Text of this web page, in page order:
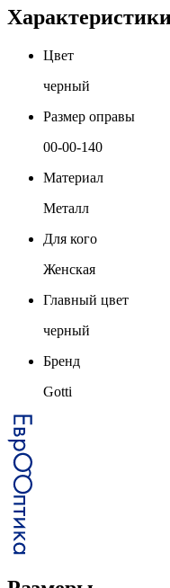
Цвет
черный
Размер оправы
00-00-140
Материал
Металл
Для кого
Женская
Главный цвет
черный
Бренд
Gotti